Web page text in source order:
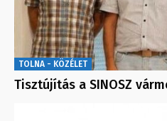
TOLNA - KÖZÉLET
Tisztújítás a SINOSZ